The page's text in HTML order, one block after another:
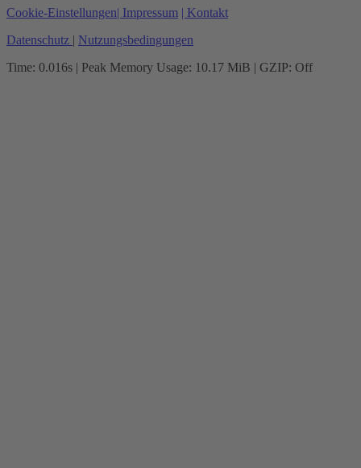
Cookie-Einstellungen| Impressum | Kontakt
Datenschutz | Nutzungsbedingungen
Time: 0.016s | Peak Memory Usage: 10.17 MiB | GZIP: Off